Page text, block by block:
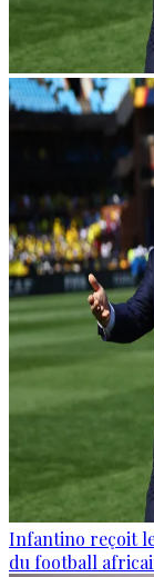
Infantino reçoit
du football